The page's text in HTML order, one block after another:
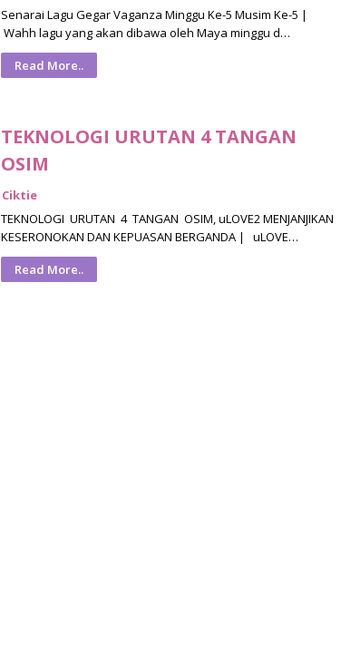
Senarai Lagu Gegar Vaganza Minggu Ke-5 Musim Ke-5 |
Wahh lagu yang akan dibawa oleh Maya minggu d…
Read More..
TEKNOLOGI URUTAN 4 TANGAN
OSIM
Ciktie
TEKNOLOGI URUTAN 4 TANGAN OSIM, uLOVE2 MENJANJIKAN
KESERONOKAN DAN KEPUASAN BERGANDA | uLOVE…
Read More..